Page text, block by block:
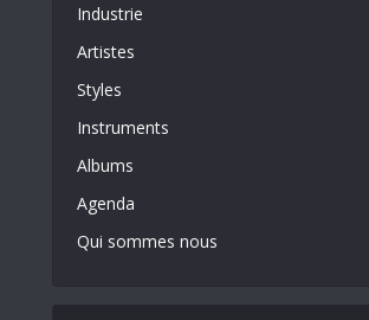
Industrie
Artistes
Styles
Instruments
Albums
Agenda
Qui sommes nous